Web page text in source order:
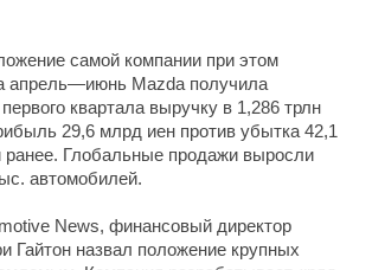
самой компании при этом
апрель—июнь Mazda получила
квартала выручку в 1,286 трлн
29,6 млрд иен против убытка 42,1
ранее. Глобальные продажи выросли
автомобилей.
News, финансовый директор
Гайтон назвал положение крупных